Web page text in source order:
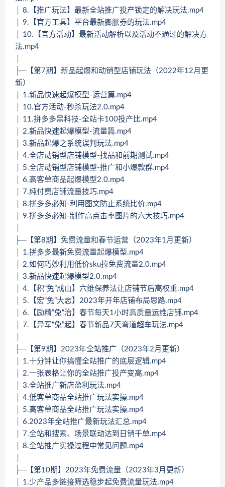
│ 8.【推广玩法】最新全站推广投产锁定的解决玩法.mp4
│ 9.【官方工具】平台最新膨胀券的玩法.mp4
│ 10.【官方活动】最新活动解析以及活动不通过的解决方
法.mp4
├─【第7期】新品起爆和动销型店铺玩法（2022年12月更
新）
│ 1.新品快速起爆模型-运营篇.mp4
│ 10.官方活动-秒杀玩法2.0.mp4
│ 11.拼多多黑科技-全站卡100投产比.mp4
│ 2.新品快速起爆模型-流量篇.mp4
│ 3.新品起爆之系统误判玩法.mp4
│ 4.全店动销型店铺模型-找品和前期测试.mp4
│ 5.全店动销型店铺模型-推广和小爆款群.mp4
│ 6.高客单商品起爆模型2.0.mp4
│ 7.纯付费店铺流量技巧.mp4
│ 8.拼多多必知-利用图文防止系统比价.mp4
│ 9.拼多多必知-制作高点击率图片的六大技巧.mp4
├─【第8期】免费流量和春节运营（2023年1月更新）
│ 1.拼多多最新免费流量起爆模型.mp4
│ 2.如何巧妙利用低价sku拉免费流量2.0.mp4
│ 3.新品快速起爆模型2.0.mp4
│ 4.【积“兔”成山】六维保养法让店铺节后高权重.mp4
│ 5.【宏“兔”大志】2023年开年店铺布局思路.mp4
│ 6.【励精”兔“治】春节每天1小时高质量运维店铺.mp4
│ 7.【异军“兔”起】春节新品7天弯道超车玩法.mp4
├─【第9期】2023年全站推广（2023年2月更新）
│ 1.十分钟让你搞懂全站推广的底层逻辑.mp4
│ 2.一张表格让你的全站推广投产变高.mp4
│ 3.全站推广新店盈利玩法.mp4
│ 4.低客单商品全站推广玩法实操.mp4
│ 5.高客单商品全站推广玩法实操.mp4
│ 6.2023年全站推广最新玩法汇总.mp4
│ 7.全站和搜索、场景联动达到日销千单.mp4
│ 8.全站推广实操过程中常见问题.mp4
├─【第10期】2023年免费流量（2023年3月更新）
│ 1.少产品多链接筛选稳步起免费流量玩法.mp4